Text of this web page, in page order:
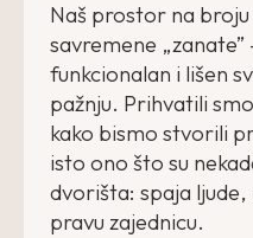
Naš prostor na broju
savremene „zanate”
funkcionalan i lišen
pažnju. Prihvatili
kako bismo stvorili
isto ono što su
dvorišta: spaja ljude,
pravu zajednicu.